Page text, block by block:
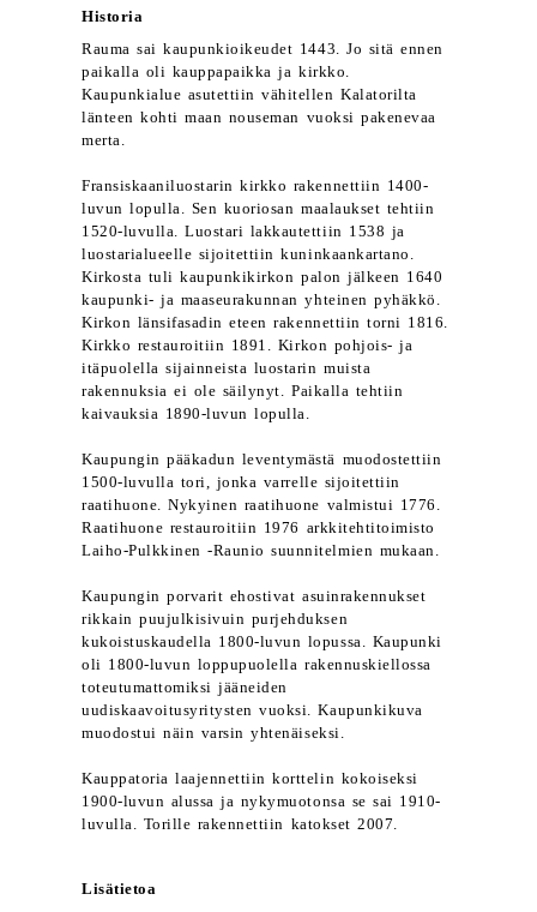
Historia
Rauma sai kaupunkioikeudet 1443. Jo sitä ennen
paikalla oli kauppapaikka ja kirkko.
Kaupunkialue asutettiin vähitellen Kalatorilta
länteen kohti maan nouseman vuoksi pakenevaa
merta.
Fransiskaaniluostarin kirkko rakennettiin 1400-
luvun lopulla. Sen kuoriosan maalaukset tehtiin
1520-luvulla. Luostari lakkautettiin 1538 ja
luostarialueelle sijoitettiin kuninkaankartano.
Kirkosta tuli kaupunkikirkon palon jälkeen 1640
kaupunki- ja maaseurakunnan yhteinen pyhäkkö.
Kirkon länsifasadin eteen rakennettiin torni 1816.
Kirkko restauroitiin 1891. Kirkon pohjois- ja
itäpuolella sijainneista luostarin muista
rakennuksia ei ole säilynyt. Paikalla tehtiin
kaivauksia 1890-luvun lopulla.
Kaupungin pääkadun leventymästä muodostettiin
1500-luvulla tori, jonka varrelle sijoitettiin
raatihuone. Nykyinen raatihuone valmistui 1776.
Raatihuone restauroitiin 1976 arkkitehtitoimisto
Laiho-Pulkkinen -Raunio suunnitelmien mukaan.
Kaupungin porvarit ehostivat asuinrakennukset
rikkain puujulkisivuin purjehduksen
kukoistuskaudella 1800-luvun lopussa. Kaupunki
oli 1800-luvun loppupuolella rakennuskiellossa
toteutumattomiksi jääneiden
uudiskaavoitusyritysten vuoksi. Kaupunkikuva
muodostui näin varsin yhtenäiseksi.
Kauppatoria laajennettiin korttelin kokoiseksi
1900-luvun alussa ja nykymuotonsa se sai 1910-
luvulla. Torille rakennettiin katokset 2007.
Lisätietoa